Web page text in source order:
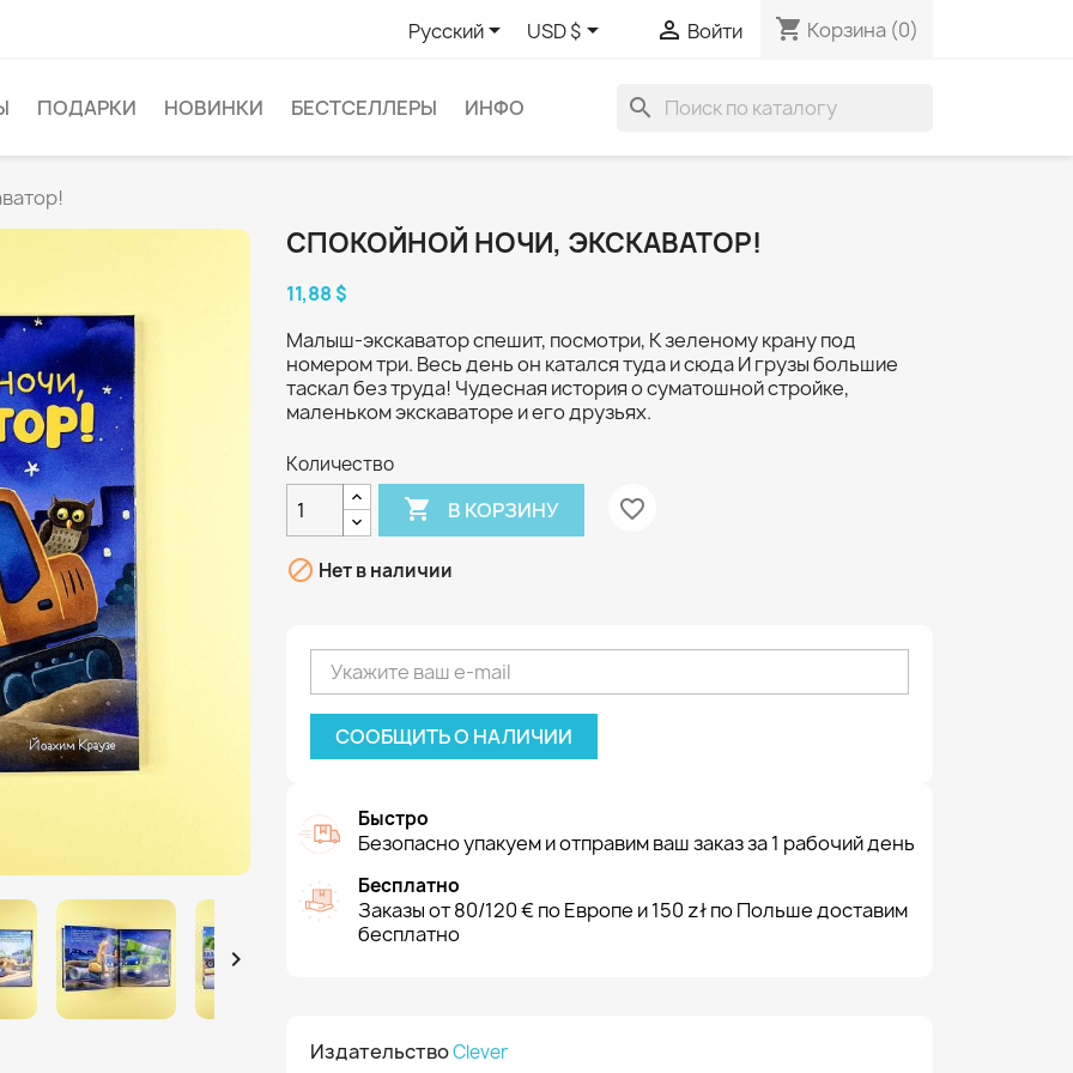
Русский USD $  Войти shopping_cart Корзина (0)
ПОДАРКИ НОВИНКИ БЕСТСЕЛЛЕРЫ ИНФО search

СПОКОЙНОЙ НОЧИ, ЭКСКАВАТОР!
11,88 $
Малыш-экскаватор спешит, посмотри, К зеленому крану под
номером три. Весь день он катался туда и сюда И грузы большие
таскал без труда! Чудесная история о суматошной стройке,
маленьком экскаваторе и его друзьях.
Количество
 В КОРЗИНУ favorite_border
 Нет в наличии
СООБЩИТЬ О НАЛИЧИИ
Быстро
Безопасно упакуем и отправим ваш заказ за 1 рабочий день
Бесплатно
Заказы от 80/120 € по Европе и 150 zł по Польше доставим
бесплатно
ИздательствоClever